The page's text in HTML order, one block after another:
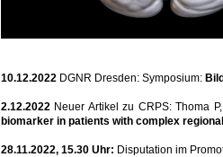
10.12.2022 DGNR Dresden: Symposium:
2.12.2022 Neuer Artikel zu CRPS: Thoma
biomarker in patients with complex
28.11.2022, 15.30 Uhr: Disputation im